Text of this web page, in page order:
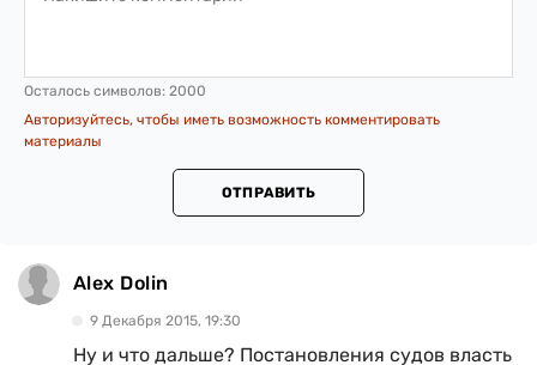
Осталось символов: 2000
Авторизуйтесь, чтобы иметь возможность комментировать
материалы
ОТПРАВИТЬ
Alex Dolin
9 Декабря 2015, 19:30
Ну и что дальше? Постановления судов власть